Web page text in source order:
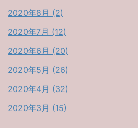
2020年8月 (2)
2020年7月 (12)
2020年6月 (20)
2020年5月 (26)
2020年4月 (32)
2020年3月 (15)